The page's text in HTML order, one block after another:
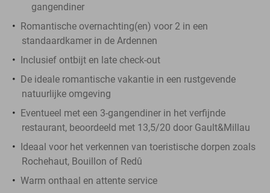
gangendiner
Romantische overnachting(en) voor 2 in een
standaardkamer in de Ardennen
Inclusief ontbijt en late check-out
De ideale romantische vakantie in een rustgevende
natuurlijke omgeving
Eventueel met een 3-gangendiner in het verfijnde
restaurant, beoordeeld met 13,5/20 door Gault&Millau
Ideaal voor het verkennen van toeristische dorpen zoals
Rochehaut, Bouillon of Redû
Warm onthaal en attente service